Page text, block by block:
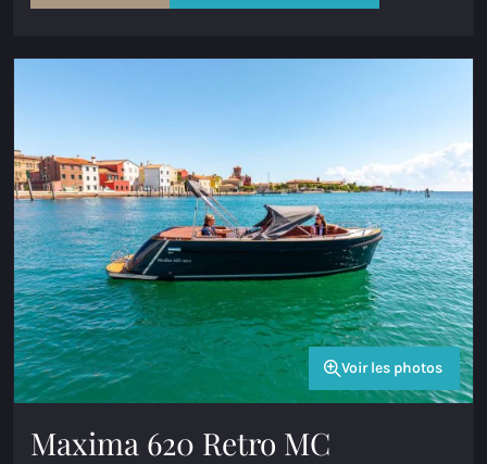
Voir les photos
Maxima 620 Retro MC